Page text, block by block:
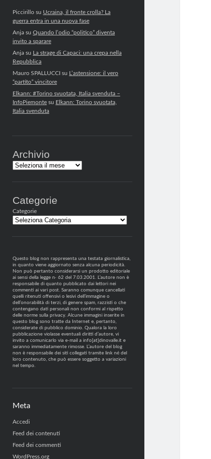
Piccirillosu Ucraina, il fronte crolla? La
guerra entra in una nuova fase
Anjasu Quando l’odio “politico” diventa
invito a sparare
Anjasu La strage di Capaci: una crepa nella
Repubblica
Mauro SPALLUCCIsu L’astensione: il vero
“partito” vincitore
Elkann: #Torino svuotata, Italia svenduta –
InfoPiemontesu Elkann: Torino svuotata,
Italia svenduta
Archivio
Archivi
Categorie
Categorie
Questo blog non rappresenta una testata giornalistica,
in quanto viene aggiornato senza alcuna periodicità.
Non può pertanto considerarsi un prodotto editoriale
ai sensi della legge n· 62 del 7.03.2001. L’autore non è
responsabile di quanto pubblicato dai lettori nei
commenti ai vari post. Saranno comunque cancellati
quelli ritenuti offensivi o lesivi dell’immagine o
dell’onorabilità di terzi, di genere spam, razzisti o che
contengano dati personali non conformi al rispetto
delle norme sulla privacy. Alcune immagini inserite in
questo blog sono tratte da Internet e, pertanto,
considerate di pubblico dominio. Qualora la loro
pubblicazione violasse eventuali diritti d’autore, vi
invito a comunicarlo via e-mail a info[at]dinovalle.it e
saranno immediatamente rimosse. L’autore del blog
non è responsabile dei siti collegati tramite link né del
loro contenuto, che può essere soggetto a variazioni
nel tempo.
Meta
Accedi
Feed dei contenuti
Feed dei commenti
WordPress.org